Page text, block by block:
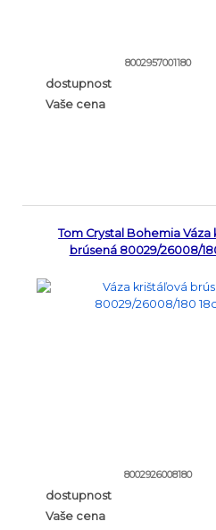
8002957001180
dostupnost
Vaše cena
Tom Crystal Bohemia Váza
brúsená 80029/26008/
8002926008180
dostupnost
Vaše cena